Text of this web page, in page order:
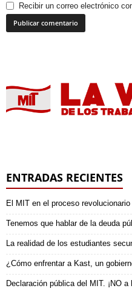
Recibir un correo electrónico
ENTRADAS RECIENTES
El MIT en el proceso
Tenemos que hablar de la deuda
La realidad de los estudiantes
¿Cómo enfrentar a Kast, un
Declaración pública del MIT. ¡NO